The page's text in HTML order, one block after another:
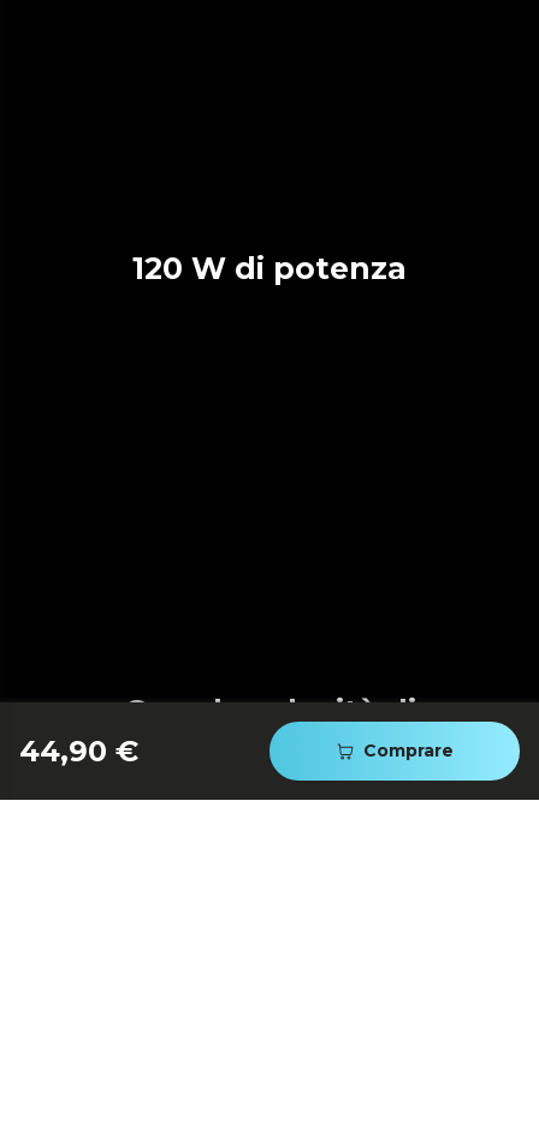
44,90 € Comprare
120 W di potenza
Grande velocità di
aspirazione